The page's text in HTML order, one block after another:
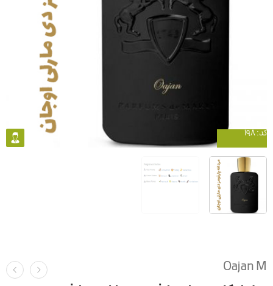
کد: 198
Oajan M